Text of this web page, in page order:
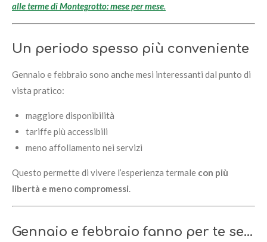
alle terme di Montegrotto: mese per mese.
Un periodo spesso più conveniente
Gennaio e febbraio sono anche mesi interessanti dal punto di
vista pratico:
maggiore disponibilità
tariffe più accessibili
meno affollamento nei servizi
Questo permette di vivere l’esperienza termale con più
libertà e meno compromessi.
Gennaio e febbraio fanno per te se…